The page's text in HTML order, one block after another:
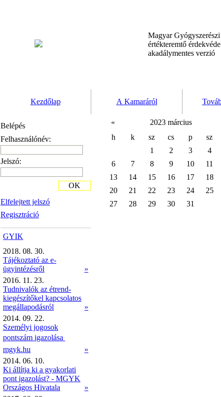
Magyar
értékteremtő
akadálymentes verzió
Kezdőlap A Kamaráról
Belépés
Felhasználónév:
Jelszó:
Elfelejtett jelszó
Regisztráció
OK
GYIK
2018. 08. 30.
Tájékoztató az e-
ügyintézésről
»
2016. 11. 23.
Tudnivalók az étrend-
kiegészítőkel kapcsolatos
megállapodásról
»
2014. 09. 22.
Személyi jogosok
pontszám igazolása 
mgyk.hu
»
2014. 06. 10.
Ki állítja ki a gyakorlati
pont igazolást? - MGYK
Országos Hivatala
»
«
2023 március
h
k sz cs p
sz
1
2 3
4
6
7 8 9 10
11
13
14 15 16 17
18
20
21 22 23 24
25
27
28 29 30 31